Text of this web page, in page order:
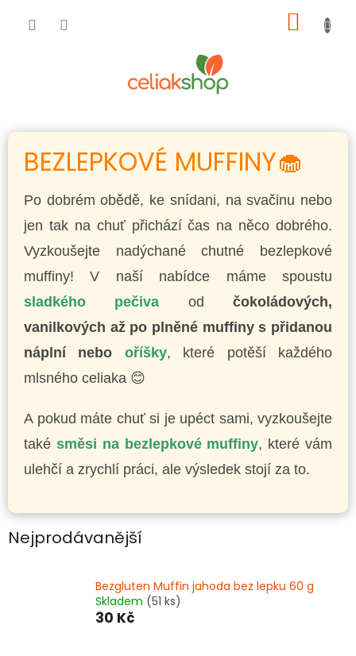
KOŠÍK
BEZLEPKOVÉ MUFFINY🧁
Po dobrém obědě, ke snídani, na svačinu nebo
jen tak na chuť přichází čas na něco dobrého.
Vyzkoušejte nadýchané chutné bezlepkové
muffiny! V naší nabídce máme spoustu
sladkého pečiva
odčokoládových,
vanilkových až po plněné muffiny s přidanou
náplní nebo oříšky, které potěší každého
mlsného celiaka 😊
A pokud máte chuť si je upéct sami, vyzkoušejte
také směsi na bezlepkové muffiny, které vám
ulehčí a zrychlí práci, ale výsledek stojí za to.
Nejprodávanější
Bezgluten Muffin jahoda bez lepku 60 g
Skladem (51 ks)
30 Kč